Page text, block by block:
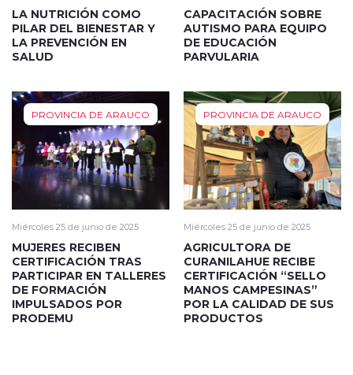
LA NUTRICIÓN COMO
PILAR DEL BIENESTAR Y
LA PREVENCIÓN EN
SALUD
CAPACITACIÓN SOBRE
AUTISMO PARA EQUIPO
DE EDUCACIÓN
PARVULARIA
PROVINCIA DE ARAUCO
Miércoles 25 de junio de 2025
MUJERES RECIBEN
CERTIFICACIÓN TRAS
PARTICIPAR EN TALLERES
DE FORMACIÓN
IMPULSADOS POR
PRODEMU
PROVINCIA DE ARAUCO
Miércoles 25 de junio de 2025
AGRICULTORA DE
CURANILAHUE RECIBE
CERTIFICACIÓN “SELLO
MANOS CAMPESINAS”
POR LA CALIDAD DE SUS
PRODUCTOS